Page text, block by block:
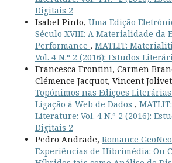
Digitais 2
Isabel Pinto, Uma Edição
Século XVIII: A Materialidade da
Performance , MATLIT:
Vol. 4 N.º 2 (2016): Estudos
Francesca Frontini, Carmen
Clémence Jacquot, Vincent
Topónimos nas Edições
Ligação à Web de Dados ,
Literature: Vol. 4 N.º 2 (2016):
Digitais 2
Pedro Andrade, Romance
Experiências de Hibrimédia: Ou